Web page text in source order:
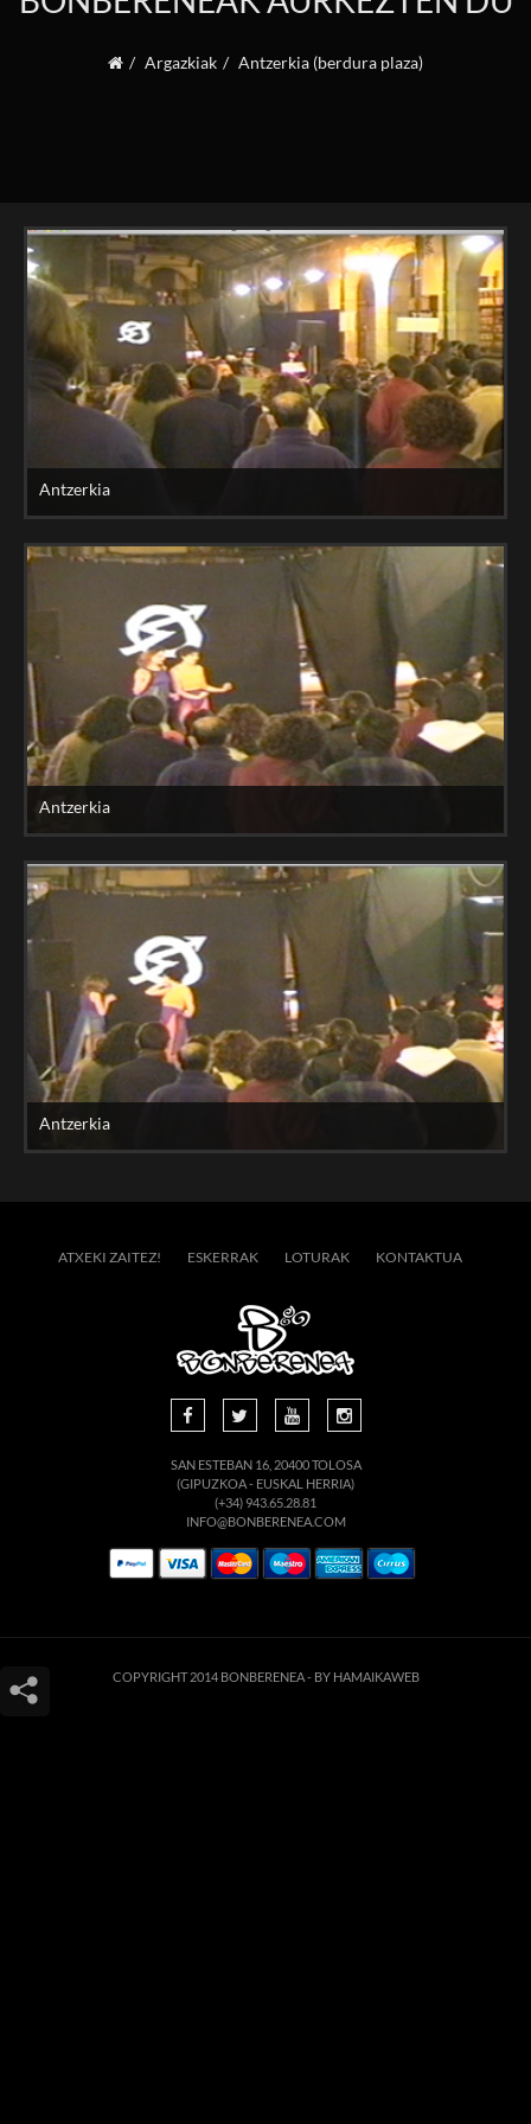
Argazkiak Antzerkia (berdura plaza)
Antzerkia
Antzerkia
Antzerkia
ATXEKI ZAITEZ! ESKERRAK LOTURAK KONTAKTUA
SAN ESTEBAN 16, 20400 TOLOSA
(GIPUZKOA - EUSKAL HERRIA)
(+34) 943.65.28.81
INFO@BONBERENEA.COM
COPYRIGHT 2014 BONBERENEA - BY HAMAIKAWEB